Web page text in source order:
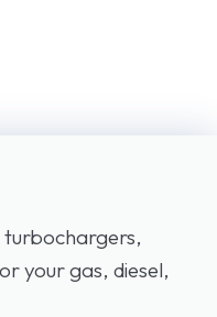
your gas, diesel,